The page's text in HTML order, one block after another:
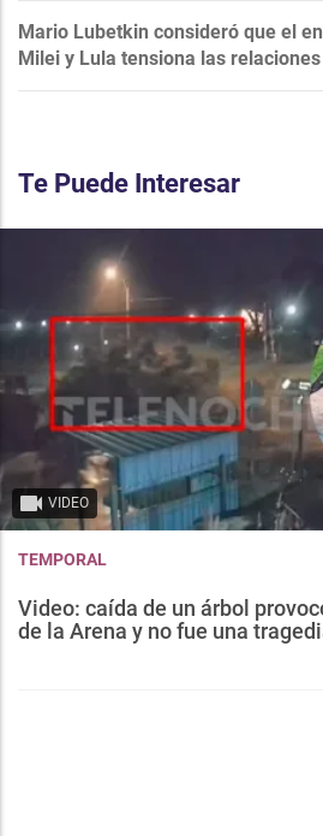
Mario Lubetkin consideró que el
Milei y Lula tensiona las
Te Puede Interesar
VIDEO
TEMPORAL
Video: caída de un árbol
de la Arena y no fue una